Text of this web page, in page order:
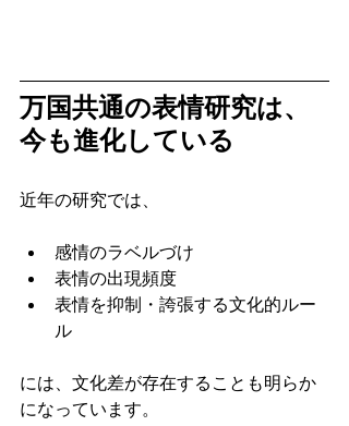
万国共通の表情研究は、
今も進化している
近年の研究では、
感情のラベルづけ
表情の出現頻度
表情を抑制・誇張する文化的ルー
ル
には、文化差が存在することも明らか
になっています。